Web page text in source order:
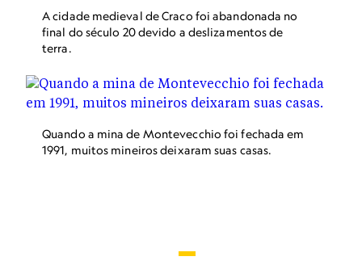
A cidade medieval de Craco foi abandonada no
final do século 20 devido a deslizamentos de
terra.
Quando a mina de Montevecchio foi fechada em
1991, muitos mineiros deixaram suas casas.